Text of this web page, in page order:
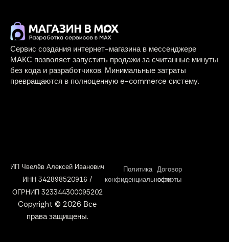
Сервис создания интернет-магазина в мессенджере
МАКС позволяет запустить продажи за считанные минуты
без кода и разработчиков. Минимальные затраты
превращаются в полноценную e-commerce систему.
ИП Чвелёв Алексей Иванович
ИНН 342898520916 /
ОГРНИП 323344300095202
Copyright © 2026 Все
права защищены.
Политика
конфиденциальности
Договор
оферты